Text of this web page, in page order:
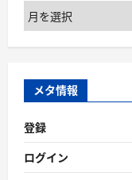
ア
ー
カ
ブ
メタ情報
登録
ログイン